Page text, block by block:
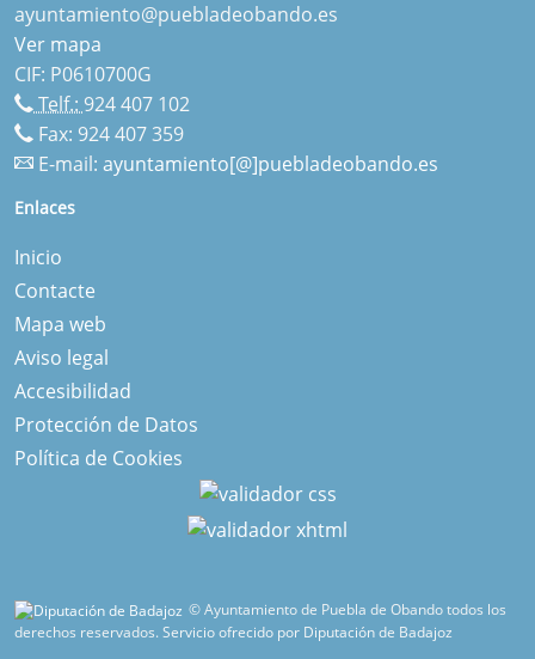
ayuntamiento@puebladeobando.es
Ver mapa
CIF: P0610700G
Telf.:924 407 102
Fax: 924 407 359
E-mail: ayuntamiento[@]puebladeobando.es
Enlaces
Inicio
Contacte
Mapa web
Aviso legal
Accesibilidad
Protección de Datos
Política de Cookies
© Ayuntamiento de Puebla de Obando todos los
derechos reservados.Servicio ofrecido por Diputación de Badajoz